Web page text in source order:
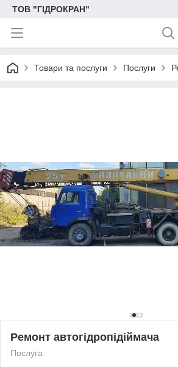
ТОВ "ГІДРОКРАН"
Товари та послуги Послуги
Ремонт автогідропідіймача
Послуга